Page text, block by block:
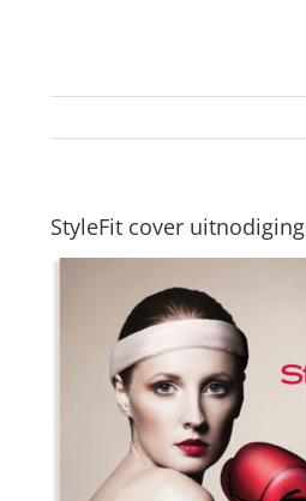
StyleFit cover uitnodiging